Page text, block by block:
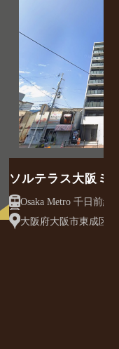
ソルテラス大阪ミ
クレアスト
大阪府大阪市東成区